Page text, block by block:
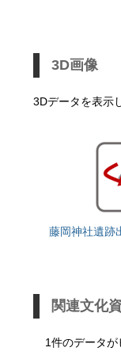
3D画像
3Dデータを表示
藤岡神社遺跡
関連文化
1件のデータ